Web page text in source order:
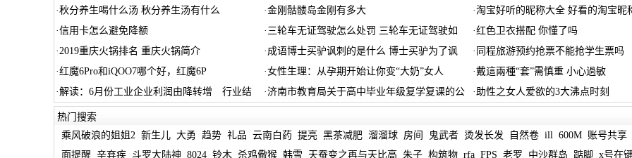
·秋分养生喝什么汤 秋分养生汤有什么 ·金刚骷髅岛金刚有多大 ·淘宝好听的昵称大全 好看的淘宝昵
·信用卡怎么避免降额 · 三轮车无证驾驶怎么处罚 三轮车无证驾驶如 ·红色卫衣搭配 你懂了吗
·2019重庆火锅排名 重庆火锅简介 · 成语博士买驴讽刺的是什么 博士买驴为了讽 · 同程旅游预约抢票不能抢学生票吗
·红魔6Pro和iQOO7哪个好，红魔6P ·女性生理：从孕期开始让你变“大奶”女人 ·戴這兩種“套”需慎重 小心過敏
·解读：6月份工业企业利润由降转增 行业结 ·济南市教育局关于高中毕业年级复学复课的公 ·助性之女人爱欲的3大沸点时刻
热门搜索
乘风破浪的姐姐2 新生儿 大勇 趋势 礼品 云南白药 提亮 黑茶减肥 溜溜球 房间 鬼武者 烫发长发 自然卷 ill 600M
账号共享
面提醒 辛弃疾 斗罗大陆神 8024 铃木 杀鸡儆猴 韩雪 天蚕变之再与天比高 朱子 构筑物 rfa FPS 老罗 中沙群岛 踮脚 x号在